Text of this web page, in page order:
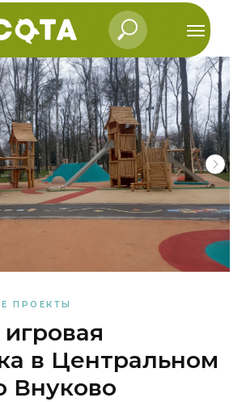
ПРОЕКТЫ
в Центральном
Внуково